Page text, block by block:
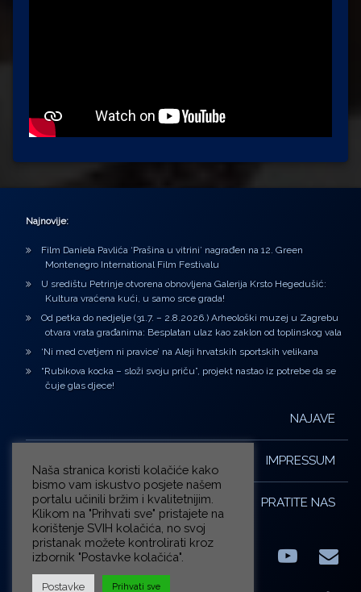
Najnovije:
Film Daniela Pavlića ‘Prašina u vitrini’ nagrađen na 12. Green
Montenegro International Film Festivalu
U središtu Petrinje otvorena obnovljena Galerija Krsto Hegedušić:
Kultura vraćena kući, u samo srce grada!
Od petka do nedjelje (31.7. – 2.8.2026.) Arheološki muzej u Zagrebu
otvara vrata građanima: Besplatan ulaz kao zaklon od toplinskog vala
‘Ni med cvetjem ni pravice’ na Aleji hrvatskih sportskih velikana
“Rubikova kocka – složi svoju priču”, projekt nastao iz potrebe da se
čuje glas djece!
NAJAVE
IMPRESSUM
PRATITE NAS
FacebookLinkedIn E-
Naša stranica koristi kolačiće kako
bismo vam iskustvo posjete našem
portalu učinili bržim i kvalitetnijim.
Klikom na "Prihvati sve" pristajete na
korištenje SVIH kolačića, no svoj
pristanak možete kontrolirati kroz
izbornik "Postavke kolačića".
Postavke Prihvati sve